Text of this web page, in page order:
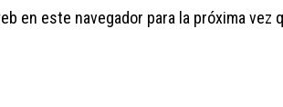
en este navegador para la próxima vez